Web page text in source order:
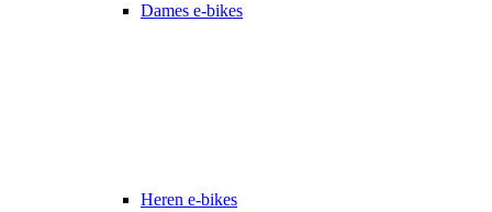
Dames e-bikes
Heren e-bikes